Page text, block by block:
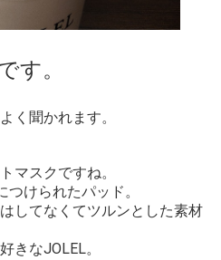
す。
く聞かれます。
マスクですね。
けられたパッド。
してなくてツルンとした素材
きなJOLEL。